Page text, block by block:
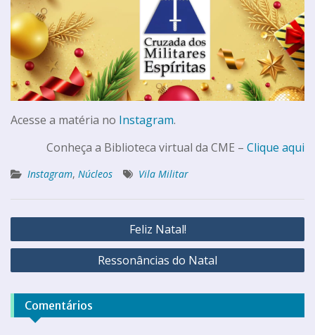
Acesse a matéria no Instagram.
Conheça a Biblioteca virtual da CME – Clique aqui
Instagram, Núcleos Vila Militar
Feliz Natal!
Ressonâncias do Natal
Comentários